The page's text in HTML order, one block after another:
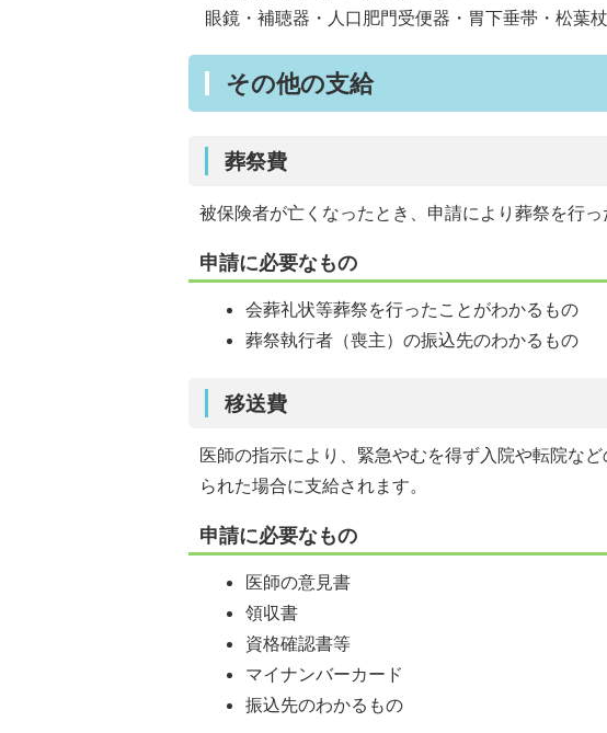
眼鏡・補聴器・人口肥門受便器・胃下垂帯・松葉
その他の支給
葬祭費
被保険者が亡くなったとき、申請により葬祭を行っ
申請に必要なもの
会葬礼状等葬祭を行ったことがわかるもの
葬祭執行者（喪主）の振込先のわかるもの
移送費
医師の指示により、緊急やむを得ず入院や転院な
られた場合に支給されます。
申請に必要なもの
医師の意見書
領収書
資格確認書等
マイナンバーカード
振込先のわかるもの